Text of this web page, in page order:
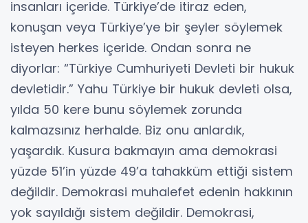
insanları içeride. Türkiye’de itiraz eden,
konuşan veya Türkiye’ye bir şeyler söylemek
isteyen herkes içeride. Ondan sonra ne
diyorlar: “Türkiye Cumhuriyeti Devleti bir hukuk
devletidir.” Yahu Türkiye bir hukuk devleti olsa,
yılda 50 kere bunu söylemek zorunda
kalmazsınız herhalde. Biz onu anlardık,
yaşardık. Kusura bakmayın ama demokrasi
yüzde 51’in yüzde 49’a tahakküm ettiği sistem
değildir. Demokrasi muhalefet edenin hakkının
yok sayıldığı sistem değildir. Demokrasi,